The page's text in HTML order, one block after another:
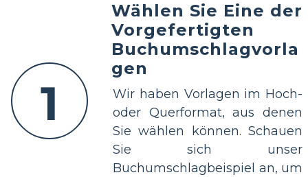
1
Wählen Sie Eine der
Vorgefertigten
Buchumschlagvorla
gen
Wir haben Vorlagen im Hoch-
oder Querformat, aus denen
Sie wählen können. Schauen
Sie sich unser
Buchumschlagbeispiel an, um